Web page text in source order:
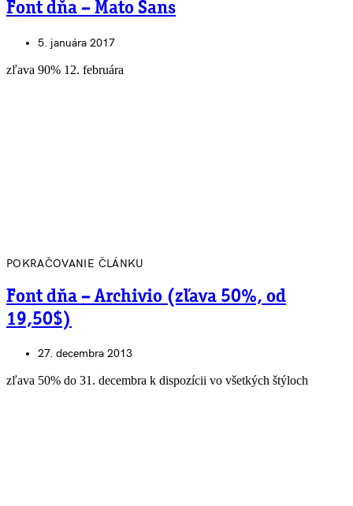
Font dňa – Mato Sans
5. januára 2017
zľava 90% 12. februára
POKRAČOVANIE ČLÁNKU
Font dňa – Archivio (zľava 50%, od
19,50$)
27. decembra 2013
zľava 50% do 31. decembra k dispozícii vo všetkých štýloch